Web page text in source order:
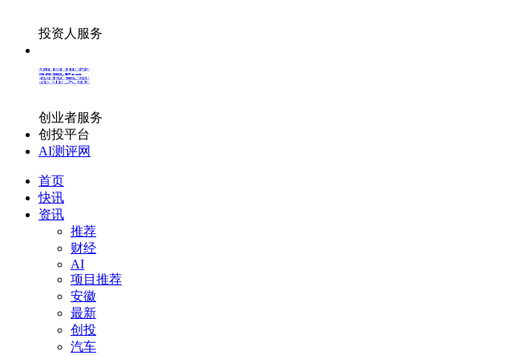
投资人服务
项目推荐
36氪Pro
创投氪堂
企业入驻
创业者服务
创投平台
AI测评网
首页
快讯
资讯
推荐
财经
AI
项目推荐
安徽
最新
创投
汽车